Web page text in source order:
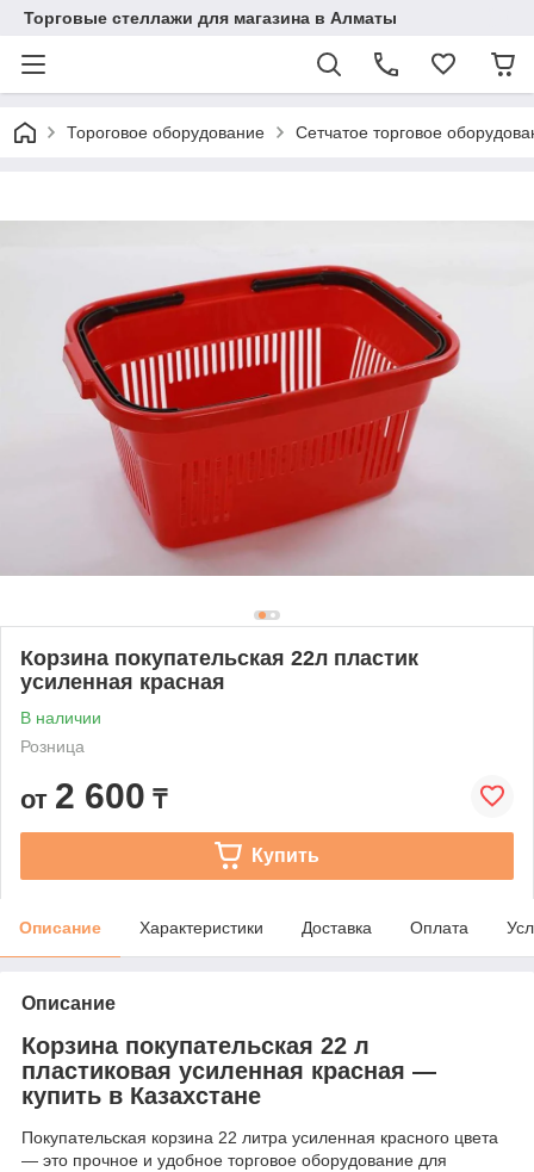
Торговые стеллажи для магазина в Алматы
Тороговое оборудование Сетчатое торговое
Корзина покупательская 22л пластик
усиленная красная
В наличии
Розница
от 2 600 ₸
Купить
Описание Характеристики Доставка Оплата
Описание
Корзина покупательская 22 л
пластиковая усиленная красная —
купить в Казахстане
Покупательская корзина 22 литра усиленная красного цвета
— это прочное и удобное торговое оборудование для